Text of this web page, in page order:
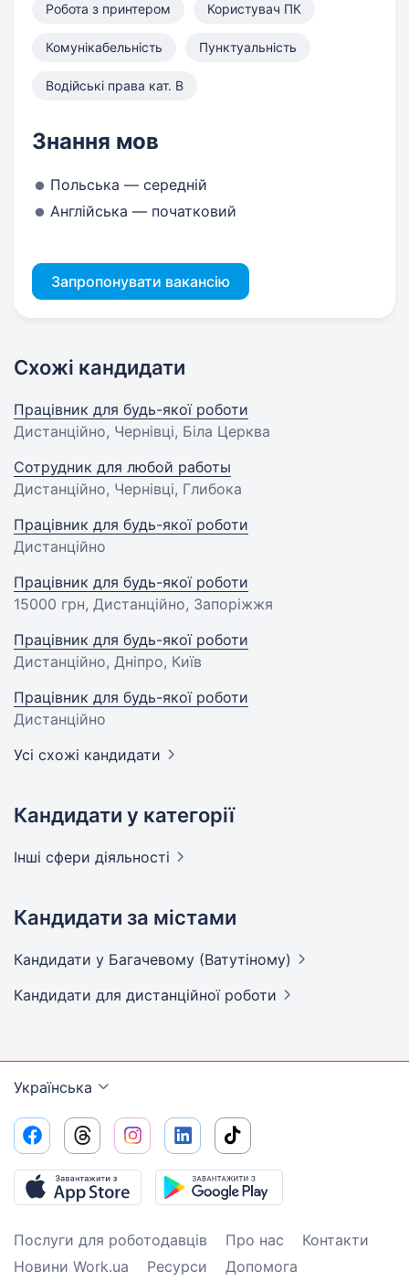
Робота з принтером Користувач ПК
Комунікабельність Пунктуальність
Водійські права кат. B
Знання мов
Польська — середній
Англійська — початковий
Запропонувати вакансію
Схожі кандидати
Працівник для будь-якої роботи
Дистанційно, Чернівці, Біла Церква
Сотрудник для любой работы
Дистанційно, Чернівці, Глибока
Працівник для будь-якої роботи
Дистанційно
Працівник для будь-якої роботи
15000 грн, Дистанційно, Запоріжжя
Працівник для будь-якої роботи
Дистанційно, Дніпро, Київ
Працівник для будь-якої роботи
Дистанційно
Усі схожі кандидати
Кандидати у категорії
Інші сфери діяльності
Кандидати за містами
Кандидати у Багачевому (Ватутіному)
Кандидати для дистанційної роботи
Українська
Послуги для роботодавців Про нас
Контакти
Новини Work.ua
Ресурси Допомога